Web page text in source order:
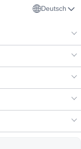
Deutsch